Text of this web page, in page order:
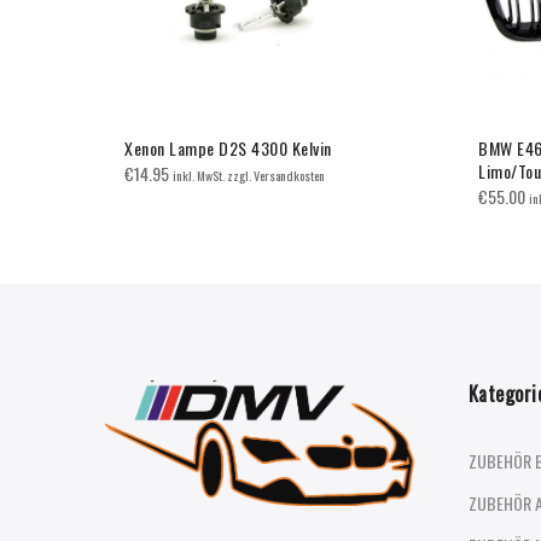
Xenon Lampe D2S 4300 Kelvin
€14.95inkl. MwSt. zzgl. Versandkosten
BMW
Limo/
€55.00
ZUBEHÖR
ZUBEHÖR